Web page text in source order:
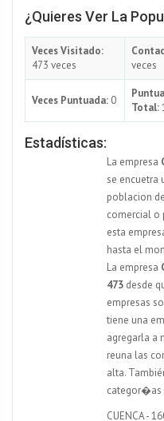
¿Quieres Ver La
Veces Visitado:
473 veces
veces
Veces Puntuada: 0
Total:
Estadísticas:
La empresa
se encuetra
poblacion
comercial o
esta
hasta el
La empresa
473 desde
empresas
tiene una
agregarla a
reuna las
alta.
categor�as
CUENCA -